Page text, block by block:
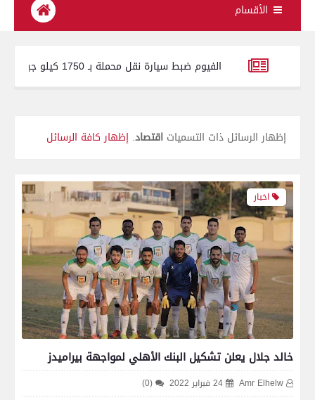
الأقسام
بـ 1750 كيلو جبنة مجهولة المصدر وغير صالحة للاستهلاك الآدمي
‏إظهار الرسائل ذات التسميات اقتصاد. إظهار كافة الرسائل
اخبار
خالد جلال يعلن تشكيل البنك الأهلي لمواجهة بيراميدز
Amr Elhelw 24 فبراير 2022 (0)